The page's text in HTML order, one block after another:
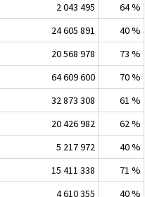
2 043 495
64 %
24 605 891
40 %
20 568 978
73 %
64 609 600
70 %
32 873 308
61 %
20 426 982
62 %
5 217 972
40 %
15 411 338
71 %
4 610 355 40 %